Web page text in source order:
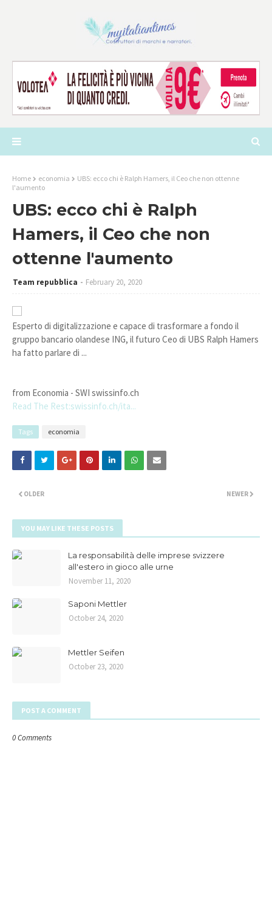
Home economia
UBS: ecco chi è Ralph Hamers, il Ceo che non ottenne
l'aumento
UBS: ecco chi è Ralph
Hamers, il Ceo che non
ottenne l'aumento
Team repubblica February 20, 2020
Esperto di digitalizzazione e capace di trasformare a fondo il
gruppo bancario olandese ING, il futuro Ceo di UBS Ralph Hamers
ha fatto parlare di ...
from Economia - SWI swissinfo.ch
Read The Rest:swissinfo.ch/ita...
Tags economia
NEWER
OLDER
YOU MAY LIKE THESE POSTS
La responsabilità delle imprese svizzere
all'estero in gioco alle urne
November 11, 2020
Saponi Mettler
October 24, 2020
Mettler Seifen
October 23, 2020
POST A COMMENT
0 Comments